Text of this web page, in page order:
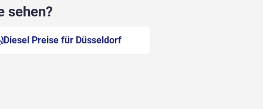
sehen?
Diesel Preise für Düsseldorf